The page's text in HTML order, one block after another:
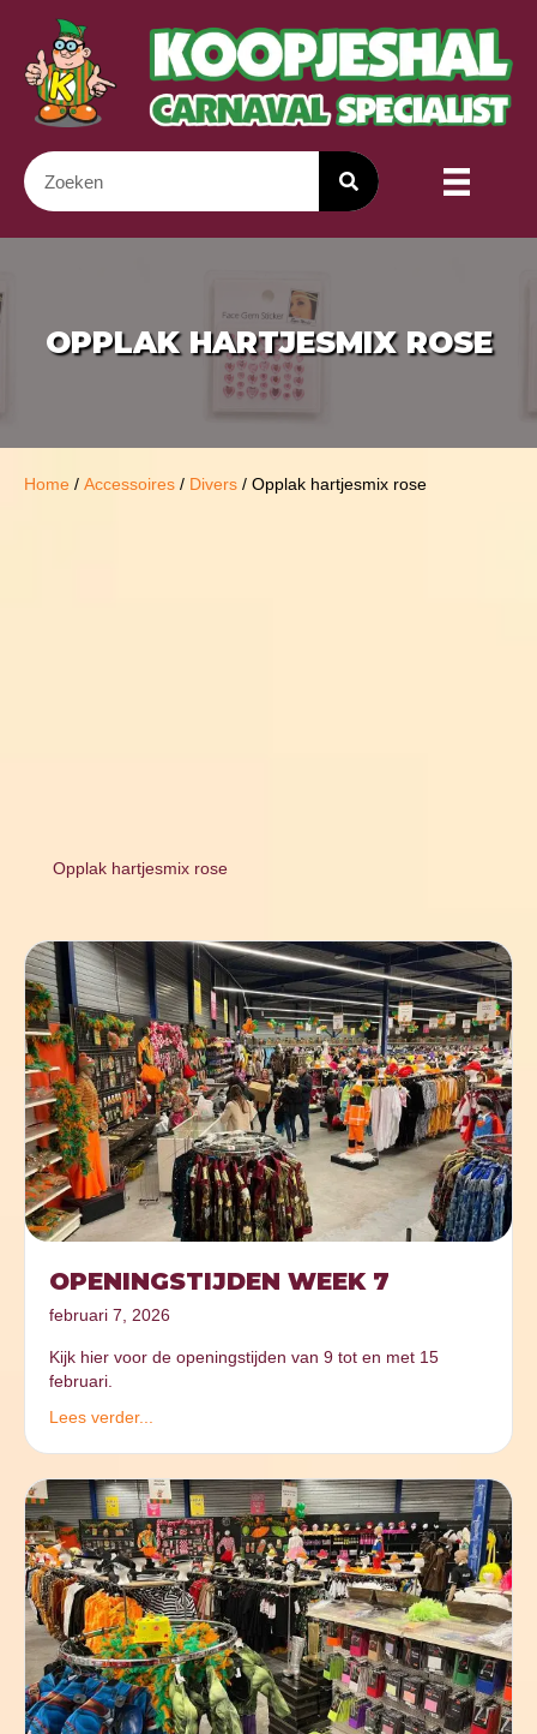
OPPLAK HARTJESMIX ROSE
Home / Accessoires / Divers / Opplak hartjesmix rose
Opplak hartjesmix rose
OPENINGSTIJDEN WEEK 7
februari 7, 2026
Kijk hier voor de openingstijden van 9 tot en met 15
februari.
Lees verder...